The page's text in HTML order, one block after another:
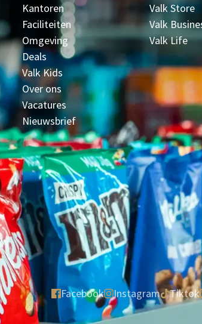
Kantoren
Faciliteiten
Omgeving
Deals
Valk Kids
Over ons
Vacatures
Nieuwsbrief
Valk Store
Valk
Valk Life
Facebook Instagram Tiktok